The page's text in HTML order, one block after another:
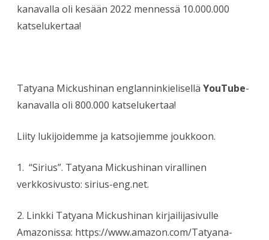
kanavalla oli kesään 2022 mennessä 10.000.000
katselukertaa!
Tatyana Mickushinan englanninkielisellä YouTube-
kanavalla oli 800.000 katselukertaa!
Liity lukijoidemme ja katsojiemme joukkoon.
1. “Sirius”. Tatyana Mickushinan virallinen
verkkosivusto: sirius-eng.net.
2. Linkki Tatyana Mickushinan kirjailijasivulle
Amazonissa: https://www.amazon.com/Tatyana-